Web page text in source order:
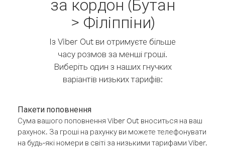
за кордон (Бутан
> Філіппіни)
Із Viber Out ви отримуєте більше
часу розмов за менші гроші.
Виберіть один з наших гнучких
варіантів низьких тарифів:
Пакети поповнення
Сума вашого поповнення Viber Out вноситься на ваш
рахунок. За гроші на рахунку ви можете телефонувати
на будь-які номери в світі за низькими тарифами Viber.